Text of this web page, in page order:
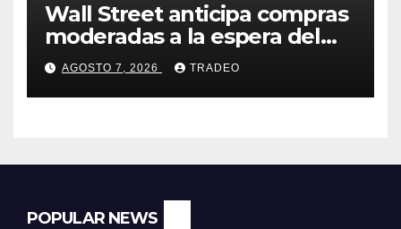
Wall Street anticipa compras
moderadas a la espera del
informe de empleo de EEUU
AGOSTO 7, 2026 TRADEO
POPULAR NEWS